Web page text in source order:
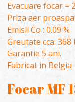
Evacuare focar =
Priza aer
Emisii Co : 0.09 %
Greutate cca: 368
Garantie 5 ani.
Fabricat in Belgia
Focar MF